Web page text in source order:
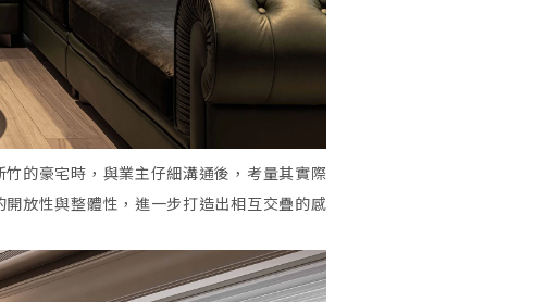
的豪宅時，與業主仔細溝通後，考量其實際
放性與整體性，進一步打造出相互交疊的感